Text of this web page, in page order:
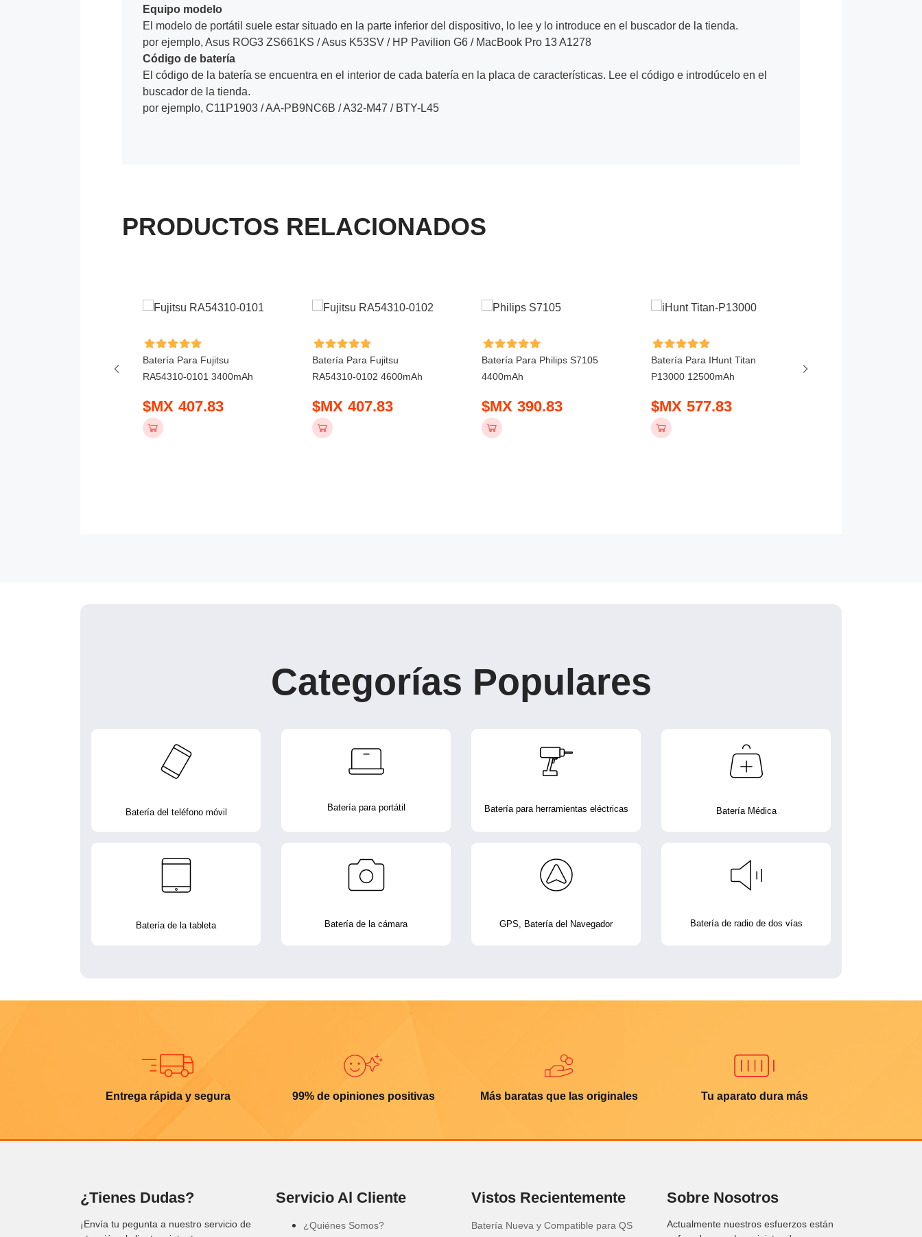
Equipo modelo
El modelo de portátil suele estar situado en la parte inferior del dispositivo, lo lee y lo introduce en el buscador de la tienda.
por ejemplo, Asus ROG3 ZS661KS / Asus K53SV / HP Pavilion G6 / MacBook Pro 13 A1278
Código de batería
El código de la batería se encuentra en el interior de cada batería en la placa de características. Lee el código e introdúcelo en el
buscador de la tienda.
por ejemplo, C11P1903 / AA-PB9NC6B / A32-M47 / BTY-L45
PRODUCTOS RELACIONADOS
Batería Para Fujitsu
RA54310-0101 3400mAh
$MX 407.83
Batería Para Fujitsu
RA54310-0102 4600mAh
$MX 407.83
Batería Para Philips S7105
4400mAh
$MX 390.83
Batería Para IHunt Titan
P13000 12500mAh
$MX 577.83
Categorías Populares
Batería del teléfono móvil Batería para portátil Batería para herramientas eléctricas Batería Médica
Batería de la tableta Batería de la cámara GPS, Batería del Navegador Batería de radio de dos vías
Entrega rápida y segura 99% de opiniones positivas Más baratas que las originales Tu aparato dura más
¿Tienes Dudas?
¡Envía tu pegunta a nuestro servicio de
Servicio Al Cliente
¿Quiénes Somos?
Vistos Recientemente
Batería Nueva y Compatible para QS
Sobre Nosotros
Actualmente nuestros esfuerzos están